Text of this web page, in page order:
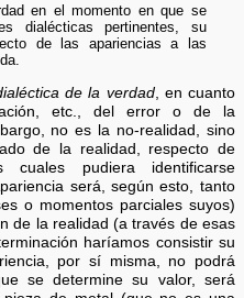
en el momento en que se
dialécticas pertinentes, su
de las apariencias a las
de la verdad, en cuanto
etc., del error o de la
no es la no-realidad, sino
de la realidad, respecto de
pudiera identificarse
será, según esto, tanto
o momentos parciales suyos)
de la realidad (a través de esas
haríamos consistir su
por sí misma, no podrá
se determine su valor, será